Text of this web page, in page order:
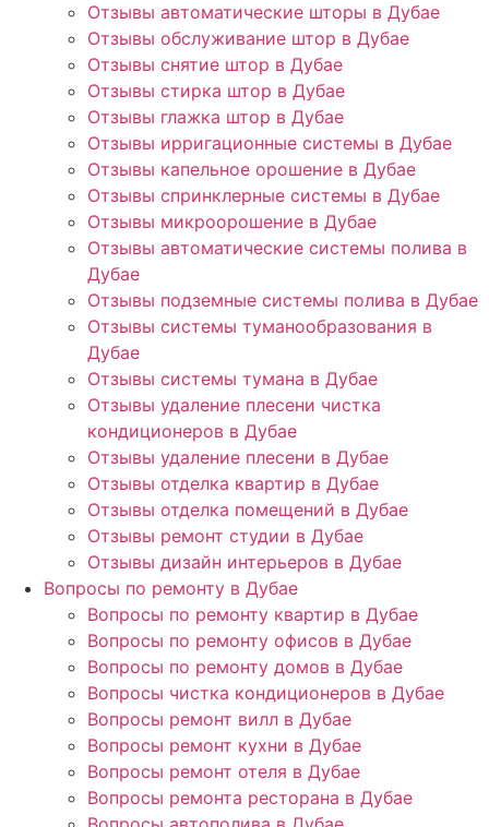
Отзывы автоматические шторы в Дубае
Отзывы обслуживание штор в Дубае
Отзывы снятие штор в Дубае
Отзывы стирка штор в Дубае
Отзывы глажка штор в Дубае
Отзывы ирригационные системы в Дубае
Отзывы капельное орошение в Дубае
Отзывы спринклерные системы в Дубае
Отзывы микроорошение в Дубае
Отзывы автоматические системы полива в
Дубае
Отзывы подземные системы полива в Дубае
Отзывы системы туманообразования в
Дубае
Отзывы системы тумана в Дубае
Отзывы удаление плесени чистка
кондиционеров в Дубае
Отзывы удаление плесени в Дубае
Отзывы отделка квартир в Дубае
Отзывы отделка помещений в Дубае
Отзывы ремонт студии в Дубае
Отзывы дизайн интерьеров в Дубае
Вопросы по ремонту в Дубае
Вопросы по ремонту квартир в Дубае
Вопросы по ремонту офисов в Дубае
Вопросы по ремонту домов в Дубае
Вопросы чистка кондиционеров в Дубае
Вопросы ремонт вилл в Дубае
Вопросы ремонт кухни в Дубае
Вопросы ремонт отеля в Дубае
Вопросы ремонта ресторана в Дубае